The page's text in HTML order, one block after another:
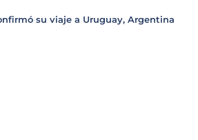
su viaje a Uruguay, Argentina